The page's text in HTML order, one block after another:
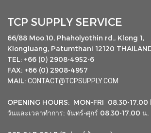
TCP SUPPLY SERVICE
66/88 Moo.10, Phaholyothin rd., Klong 1,
Klongluang, Patumthani 12120
TEL: +66 (0) 2908-4952-6
FAX: +66 (0) 2908-4957
MAIL: CONTACT@TCPSUPPLY.COM
OPENING HOURS: MON-FRI 08.30-17.00
วันและเวลาทำการ: จันทร์-ศุกร์ 08.30-17.00 น.